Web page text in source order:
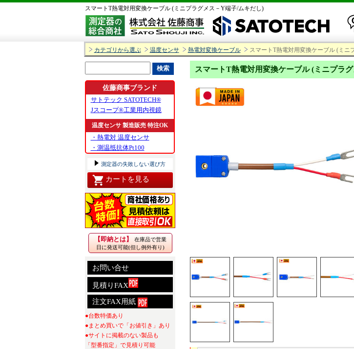
スマートT熱電対用変換ケーブル (ミニプラグメス－Y端子/ムキだし)
カテゴリから選ぶ 温度センサ 熱電対変換ケーブル スマートT熱電対用変換ケーブル (ミニ
スマートT熱電対用変換ケーブル (ミニプラ
佐藤商事ブランド
サトテック SATOTECH®
Jスコープ®工業用内視鏡
温度センサ 製造販売 特注OK
・熱電対 温度センサ
・測温抵抗体Pt100
測定器の失敗しない選び方
カートを見る
【即納とは】
在庫品で営業
日に発送可能(但し例外有り)
お問い合せ
見積りFAX
注文FAX用紙
●台数特価あり
●まとめ買いで「お値引き」あり
●サイトに掲載のない製品も
「型番指定」で見積り可能